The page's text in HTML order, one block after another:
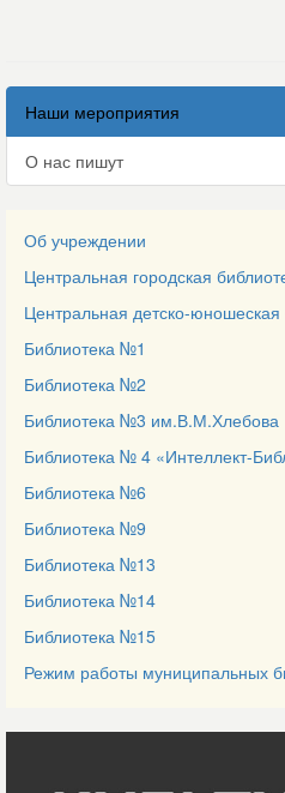
Наши мероприятия
О нас пишут
Об учреждении
Центральная городская
Центральная детско-юношеская
Библиотека №1
Библиотека №2
Библиотека №3 им.В.М.Хлебова
Библиотека № 4 «Интеллект-
Библиотека №6
Библиотека №9
Библиотека №13
Библиотека №14
Библиотека №15
Режим работы муниципальных